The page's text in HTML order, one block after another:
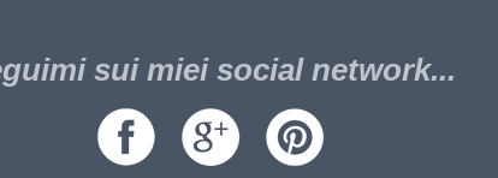
sui miei social network...